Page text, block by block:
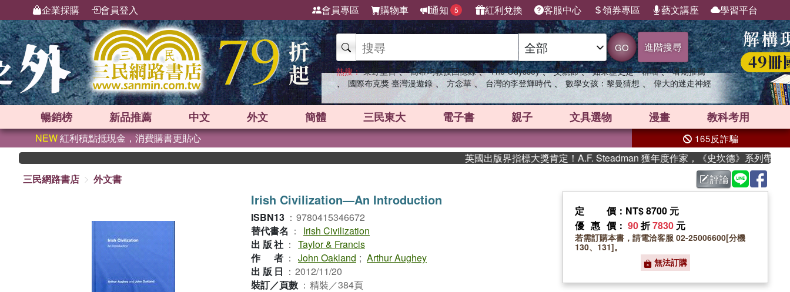
企業採購 會員登入 會員專區 購物車 通知 5 紅利兌換 客服中心 領券專區 藝文講座 學習平台
GO 進階搜尋
熱搜： 東野圭吾 、 高希均教授回憶錄 、 The Odyssey 、 父親節 、 如果歷史是一群喵 、 暑期推薦
、 國際布克獎 臺灣漫遊錄 、 方念華 、 台灣的李登輝時代 、 數學女孩：黎曼猜想 、 偉大的迷走神經
暢銷榜 新品推薦 中文 外文 簡體 三民東大 電子書 親子 文具選物 漫畫 教科考用
NEW紅利積點抵現金，消費購書更貼心 165反詐騙
英國出版界指標大獎肯定！A.F. Steadman 獲年度作家，《史坎德》系列帶你踏上
三民網路書店
外文書 評論
Irish Civilization—An Introduction
ISBN13 ： 9780415346672
替代書名 ：
Irish Civilization
出版社 ： Taylor & Francis
作者 ： John Oakland ; Arthur Aughey
出版日 ： 2012/11/20
裝訂／頁數 ： 精裝／384頁
定價 ：NT$ 8700 元
優惠價 ： 90折7830 元
若需訂購本書，請電洽客服 02-25006600[分機
130、131]。
無法訂購